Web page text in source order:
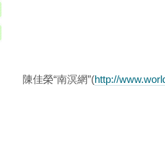
陳佳榮“南溟網”(http://